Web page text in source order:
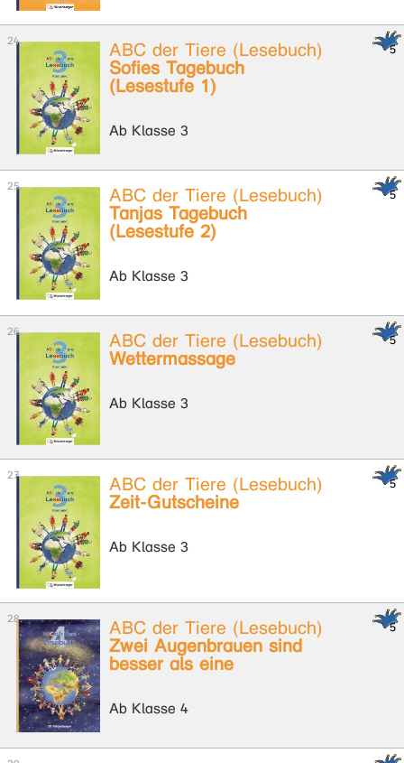
ABC der Tiere (Lesebuch)
Sofies Tagebuch
(Lesestufe 1)
Ab Klasse 3
ABC der Tiere (Lesebuch)
Tanjas Tagebuch
(Lesestufe 2)
Ab Klasse 3
ABC der Tiere (Lesebuch)
Wettermassage
Ab Klasse 3
ABC der Tiere (Lesebuch)
Zeit-Gutscheine
Ab Klasse 3
ABC der Tiere (Lesebuch)
Zwei Augenbrauen sind
besser als eine
Ab Klasse 4